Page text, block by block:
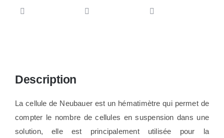
Description
La cellule de Neubauer est un hématimètre qui permet de
compter le nombre de cellules en suspension dans une
solution, elle est principalement utilisée pour la